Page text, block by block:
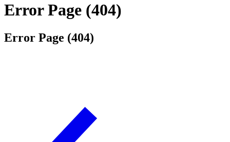
Error Page (404)
Error Page (404)